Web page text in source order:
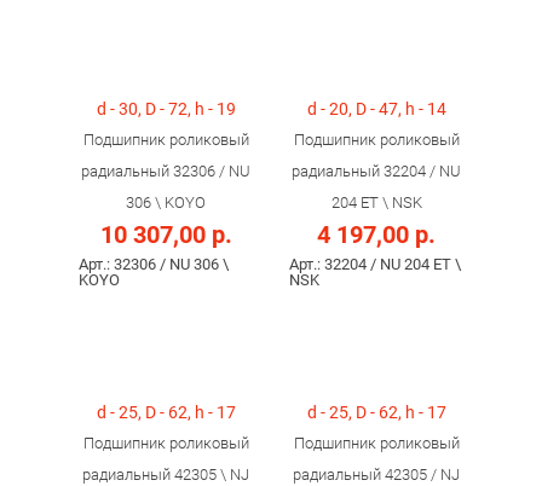
d - 30, D - 72, h - 19
Подшипник роликовый
радиальный 32306 / NU
306 \ KOYO
10 307,00 р.
Арт.: 32306 / NU 306 \
KOYO
d - 20, D - 47, h - 14
Подшипник роликовый
радиальный 32204 / NU
204 ET \ NSK
4 197,00 р.
Арт.: 32204 / NU 204 ET \
NSK
d - 25, D - 62, h - 17
Подшипник роликовый
радиальный 42305 \ NJ
d - 25, D - 62, h - 17
Подшипник роликовый
радиальный 42305 / NJ